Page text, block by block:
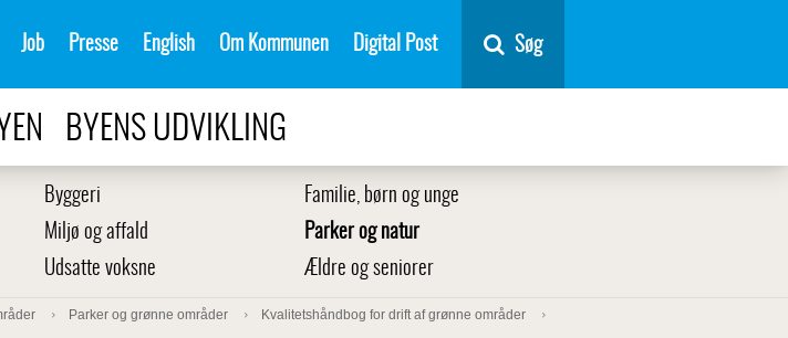
Job Presse English Om Kommunen Digital Post Søg
BYENS UDVIKLING
Byggeri
Familie, børn og unge
Miljø og affald
Parker og natur
Udsatte voksne Ældre og seniorer
Parker og grønne områder
Kvalitetshåndbog for drift af grønne områder